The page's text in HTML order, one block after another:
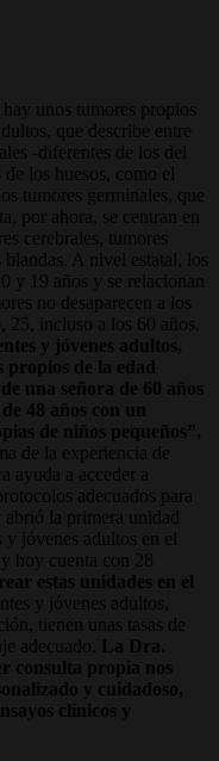
unos tumores propios
que describe entre
-diferentes de los del
los huesos, como el
tumores germinales, que
por ahora, se centran en
cerebrales, tumores
blandas. A nivel estatal, los
y 19 años y se relacionan
no desaparecen a los
25, incluso a los 60 años.
y jóvenes adultos,
propios de la edad
una señora de 60 años
48 años con un
de niños pequeños”,
de la experiencia de
ayuda a acceder a
adecuados para
la primera unidad
jóvenes adultos en el
hoy cuenta con 28
estas unidades en el
y jóvenes adultos,
tienen unas tasas de
adecuado.
La Dra.
consulta propia nos
y cuidadoso,
clínicos y